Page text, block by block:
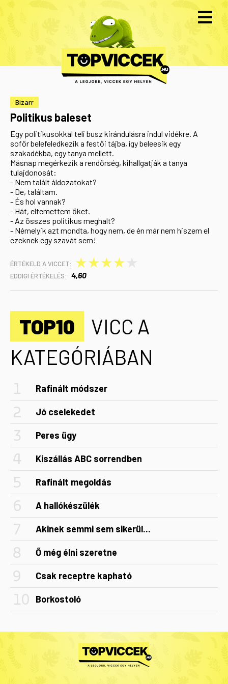
Bizarr
Politikus baleset
Egy politikusokkal teli busz kirándulásra indul vidékre. A
sofőr belefeledkezik a festői tájba, így beleesik egy
szakadékba, egy tanya mellett.
Másnap megérkezik a rendőrség, kihallgatják a tanya
tulajdonosát:
- Nem talált áldozatokat?
- De, találtam.
- És hol vannak?
- Hát, eltemettem őket.
- Az összes politikus meghalt?
- Némelyik azt mondta, hogy nem, de én már nem hiszem el
ezeknek egy szavát sem!
ÉRTÉKELD A VICCET: ★
★
★
★
EDDIGI ÉRTÉKELÉS: 4,60
TOP10
VICC A
KATEGÓRIÁBAN
Rafinált módszer
Jó cselekedet
Peres ügy
Kiszállás ABC sorrendben
Rafinált megoldás
A hallókészülék
Akinek semmi sem sikerül...
Ő még élni szeretne
Csak receptre kapható
Borkostoló